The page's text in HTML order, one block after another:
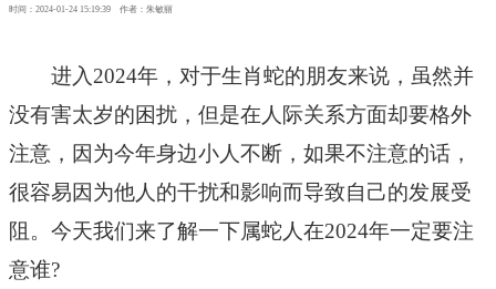
八字命理
十二生肖
时间：2024-01-24 15:19:39 作者：朱敏丽
进入2024年，对于生肖蛇的朋友来说，虽然并
没有害太岁的困扰，但是在人际关系方面却要格外
注意，因为今年身边小人不断，如果不注意的话，
很容易因为他人的干扰和影响而导致自己的发展受
阻。今天我们来了解一下属蛇人在2024年一定要注
意谁?